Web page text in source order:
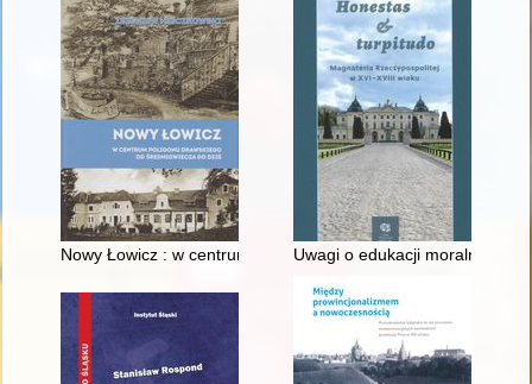
Nowy Łowicz : w centrum poligonu drawskiego od
Uwagi o edukacji moralnej